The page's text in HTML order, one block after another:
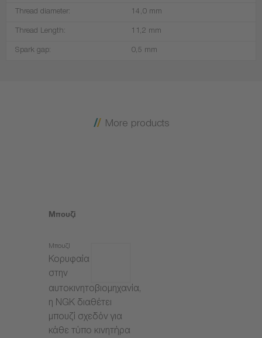
Thread diameter: 14,0 mm
Thread Length: 11,2 mm
Spark gap: 0,5 mm
More products
Μπουζί
Μπουζί
Κορυφαία
στην
αυτοκινητοβιομηχανία,
η NGK διαθέτει
μπουζί σχεδόν για
κάθε τύπο κινητήρα